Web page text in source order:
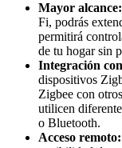
Mayor alcance:
Fi, podrás
permitirá
de tu hogar sin
Integración
dispositivos
Zigbee con
utilicen
o Bluetooth.
Acceso remoto: